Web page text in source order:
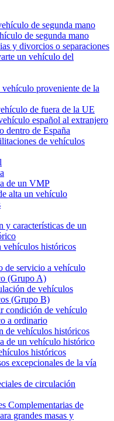
de segunda mano
de segunda mano
y divorcios o separaciones
un vehículo del
proveniente de la
de fuera de la UE
español al extranjero
dentro de España
de vehículos
de un VMP
alta un vehículo
y características de un
históricos
de servicio a vehículo
(Grupo A)
de vehículos
(Grupo B)
condición de vehículo
a ordinario
de vehículos históricos
de un vehículo histórico
históricos
excepcionales de la vía
de circulación
Complementarias de
grandes masas y